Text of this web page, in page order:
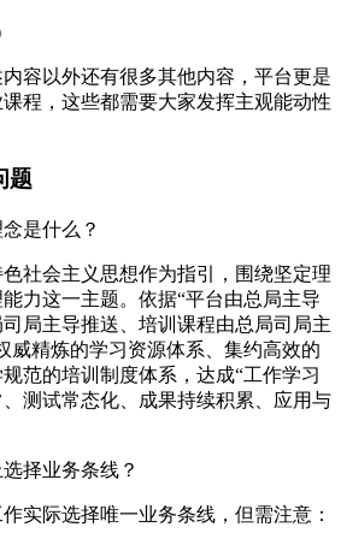
容以外还有很多其他内容，平台更是
程，这些都需要大家发挥主观能动性
题
是什么？
社会主义思想作为指引，围绕坚定理
力这一主题。依据“平台由总局主导
局主导推送、培训课程由总局司局主
威精炼的学习资源体系、集约高效的
范的培训制度体系，达成“工作学习
测试常态化、成果持续积累、应用与
择业务条线？
实际选择唯一业务条线，但需注意：